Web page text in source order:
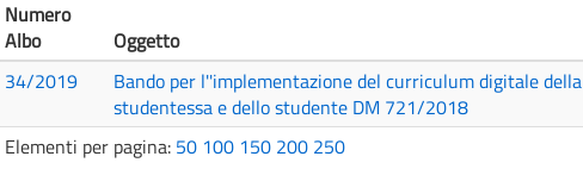
Numero
Albo
Oggetto
34/2019
Bando per l''implementazione del curriculum digitale della
studentessa e dello studente DM 721/2018
Elementi per pagina: 50 100 150 200 250